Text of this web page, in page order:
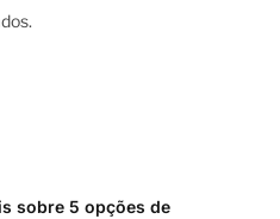
sobre 5 opções de